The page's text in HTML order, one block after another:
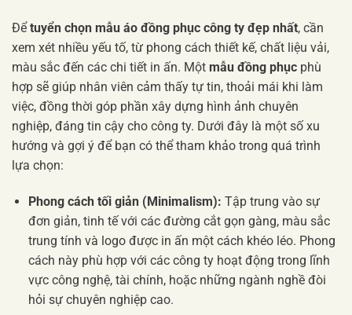
Đểtuyển chọn mẫu áo đồng phục công ty đẹp nhất, cần
xem xét nhiều yếu tố, từ phong cách thiết kế, chất liệu vải,
màu sắc đến các chi tiết in ấn. Một mẫu đồng phục phù
hợp sẽ giúp nhân viên cảm thấy tự tin, thoải mái khi làm
việc, đồng thời góp phần xây dựng hình ảnh chuyên
nghiệp, đáng tin cậy cho công ty. Dưới đây là một số xu
hướng và gợi ý để bạn có thể tham khảo trong quá trình
lựa chọn:
Phong cách tối giản (Minimalism): Tập trung vào sự
đơn giản, tinh tế với các đường cắt gọn gàng, màu sắc
trung tính và logo được in ấn một cách khéo léo. Phong
cách này phù hợp với các công ty hoạt động trong lĩnh
vực công nghệ, tài chính, hoặc những ngành nghề đòi
hỏi sự chuyên nghiệp cao.